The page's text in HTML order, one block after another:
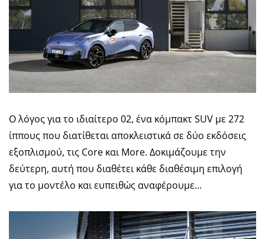
Ο λόγος για το ιδιαίτερο 02, ένα κόμπακτ SUV με 272
ίππους που διατίθεται αποκλειστικά σε δύο εκδόσεις
εξοπλισμού, τις Core και More. Δοκιμάζουμε την
δεύτερη, αυτή που διαθέτει κάθε διαθέσιμη επιλογή
για το μοντέλο και ευπειθώς αναφέρουμε…